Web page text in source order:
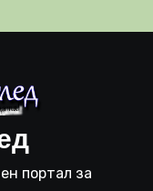
портал за